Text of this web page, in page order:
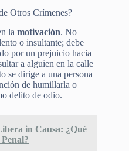
Otros Crímenes?
la motivación. No
o insultante; debe
por un prejuicio hacia
a alguien en la calle
se dirige a una persona
de humillarla o
delito de odio.
in Causa: ¿Qué